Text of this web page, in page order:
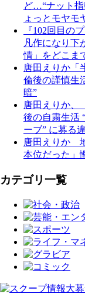
ど…“ナット指
ょっとモヤモ
『102回目の
凡作になり下
情」をどこま
唐田えりか「
倫後の謹慎生
暗”
唐田えりか、
後の自粛生活
ーブ” に募る
唐田えりか
本位だった」
カテゴリ一覧